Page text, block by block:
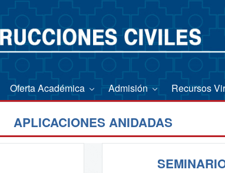
Oferta Académica Admisión Recursos
APLICACIONES ANIDADAS